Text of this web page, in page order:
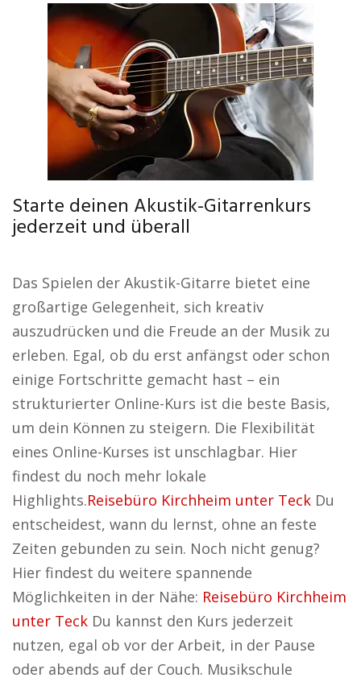
Starte deinen Akustik-Gitarrenkurs
jederzeit und überall
Das Spielen der Akustik-Gitarre bietet eine
großartige Gelegenheit, sich kreativ
auszudrücken und die Freude an der Musik zu
erleben. Egal, ob du erst anfängst oder schon
einige Fortschritte gemacht hast – ein
strukturierter Online-Kurs ist die beste Basis,
um dein Können zu steigern. Die Flexibilität
eines Online-Kurses ist unschlagbar. Hier
findest du noch mehr lokale
Highlights.Reisebüro Kirchheim unter Teck Du
entscheidest, wann du lernst, ohne an feste
Zeiten gebunden zu sein. Noch nicht genug?
Hier findest du weitere spannende
Möglichkeiten in der Nähe: Reisebüro Kirchheim
unter Teck Du kannst den Kurs jederzeit
nutzen, egal ob vor der Arbeit, in der Pause
oder abends auf der Couch. Musikschule